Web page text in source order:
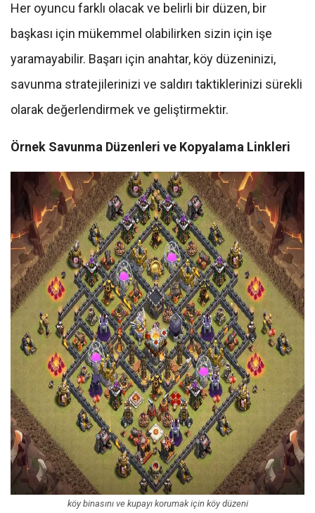
Her oyuncu farklı olacak ve belirli bir düzen, bir
başkası için mükemmel olabilirken sizin için işe
yaramayabilir. Başarı için anahtar, köy düzeninizi,
savunma stratejilerinizi ve saldırı taktiklerinizi sürekli
olarak değerlendirmek ve geliştirmektir.
Örnek Savunma Düzenleri ve Kopyalama Linkleri
köy binasını ve kupayı korumak için köy düzeni